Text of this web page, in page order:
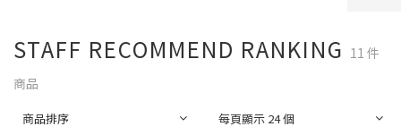
STAFF RECOMMEND RANKING 11 件
商品
商品排序 每頁顯示 24 個